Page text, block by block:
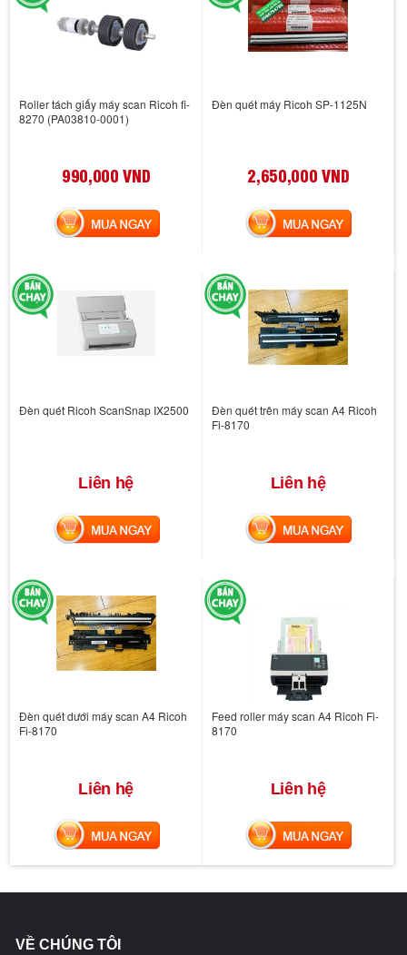
Roller tách giấy máy scan Ricoh fi-
8270 (PA03810-0001)
990,000 VND
MUA NGAY
Đèn quét máy Ricoh SP-1125N
2,650,000 VND
MUA NGAY
Đèn quét Ricoh ScanSnap IX2500
Liên hệ
MUA NGAY
Đèn quét trên máy scan A4 Ricoh
Fi-8170
Liên hệ
MUA NGAY
Đèn quét dưới máy scan A4 Ricoh
Fi-8170
Liên hệ
MUA NGAY
Feed roller máy scan A4 Ricoh Fi-
8170
Liên hệ
MUA NGAY
VỀ CHÚNG TÔI